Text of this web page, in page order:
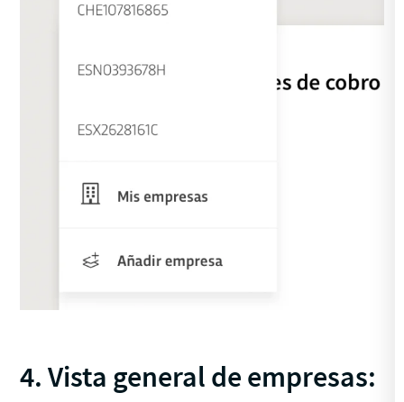
4. Vista general de empresas: